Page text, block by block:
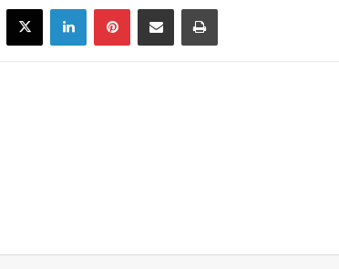
X LinkedInPinterestShare via Email Print